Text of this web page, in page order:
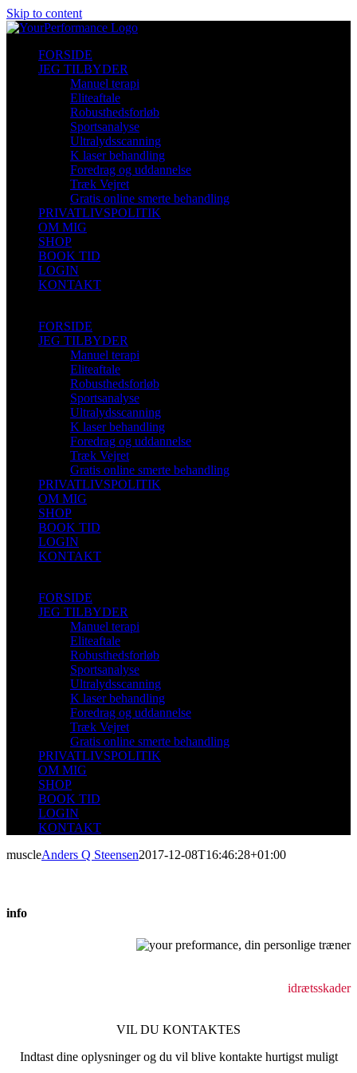
Skip to content
FORSIDE
JEG TILBYDER
Manuel terapi
Eliteaftale
Robusthedsforløb
Sportsanalyse
Ultralydsscanning
K laser behandling
Foredrag og uddannelse
Træk Vejret
Gratis online smerte behandling
PRIVATLIVSPOLITIK
OM MIG
SHOP
BOOK TID
LOGIN
KONTAKT
FORSIDE
JEG TILBYDER
Manuel terapi
Eliteaftale
Robusthedsforløb
Sportsanalyse
Ultralydsscanning
K laser behandling
Foredrag og uddannelse
Træk Vejret
Gratis online smerte behandling
PRIVATLIVSPOLITIK
OM MIG
SHOP
BOOK TID
LOGIN
KONTAKT
FORSIDE
JEG TILBYDER
Manuel terapi
Eliteaftale
Robusthedsforløb
Sportsanalyse
Ultralydsscanning
K laser behandling
Foredrag og uddannelse
Træk Vejret
Gratis online smerte behandling
PRIVATLIVSPOLITIK
OM MIG
SHOP
BOOK TID
LOGIN
KONTAKT
muscleAnders Q Steensen2017-12-08T16:46:28+01:00
info
idrætsskader
VIL DU KONTAKTES
Indtast dine oplysninger og du vil blive kontakte hurtigst muligt